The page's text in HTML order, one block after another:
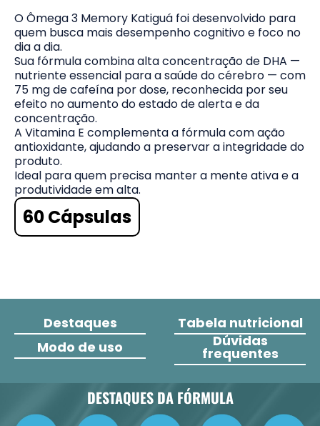
O Ômega 3 Memory Katiguá foi desenvolvido para
quem busca mais desempenho cognitivo e foco no
dia a dia.
Sua fórmula combina alta concentração de DHA —
nutriente essencial para a saúde do cérebro — com
75 mg de cafeína por dose, reconhecida por seu
efeito no aumento do estado de alerta e da
concentração.
A Vitamina E complementa a fórmula com ação
antioxidante, ajudando a preservar a integridade do
produto.
Ideal para quem precisa manter a mente ativa e a
produtividade em alta.
60 Cápsulas
Destaques
Tabela nutricional
Modo de uso
Dúvidas
frequentes
DESTAQUES DA FÓRMULA